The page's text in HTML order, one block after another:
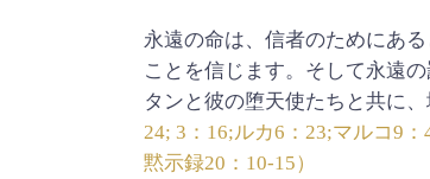
永遠の命は、信者のためにあ
ことを信じます。そして永遠
タンと彼の堕天使たちと共に、
24; 3：16;ルカ6：23;マルコ9
黙示録20：10-15）